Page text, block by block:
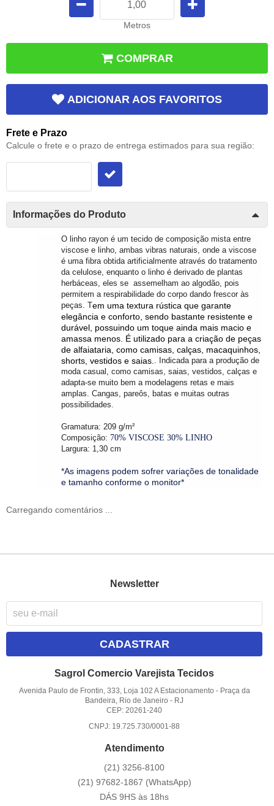
Metros
COMPRAR
ADICIONAR AOS FAVORITOS
Frete e Prazo
Calcule o frete e o prazo de entrega estimados para sua região:
Informações do Produto
O linho rayon é um tecido de composição mista entre
viscose e linho, ambas vibras naturais, onde a viscose
é uma fibra obtida artificialmente através do tratamento
da celulose, enquanto o linho é derivado de plantas
herbáceas, eles se assemelham ao algodão, pois
permitem a respirabilidade do corpo dando frescor às
peças. Tem uma textura rústica que garante
elegância e conforto, sendo bastante resistente e
durável, possuindo um toque ainda mais macio e
amassa menos. É utilizado para a criação de peças
de alfaiataria, como camisas, calças, macaquinhos,
shorts, vestidos e saias. . Indicada para a produção de
moda casual, como camisas, saias, vestidos, calças e
adapta-se muito bem a modelagens retas e mais
amplas. Cangas, pareôs, batas e muitas outras
possibilidades.
Gramatura: 209 g/m²
Composição: 70% VISCOSE 30% LINHO
Largura: 1,30 cm
*As imagens podem sofrer variações de tonalidade
e tamanho conforme o monitor*
Carregando comentários ...
Newsletter
CADASTRAR
Sagrol Comercio Varejista Tecidos
Avenida Paulo de Frontin, 333, Loja 102 A Estacionamento - Praça da
Bandeira, Rio de Janeiro - RJ
CEP: 20261-240
CNPJ: 19.725.730/0001-88
Atendimento
(21) 3256-8100
(21) 97682-1867 (WhatsApp)
DÁS 9HS às 18hs